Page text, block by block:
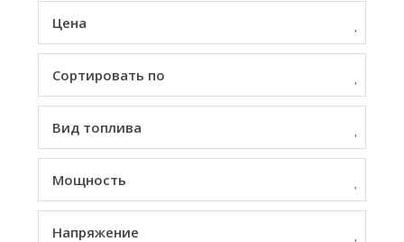
Цена
Сортировать по
Вид топлива
Мощность
Напряжение